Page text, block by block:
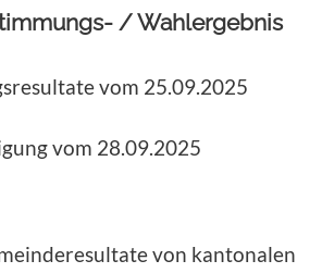
/ Wahlergebnis
vom 25.09.2025
vom 28.09.2025
von kantonalen